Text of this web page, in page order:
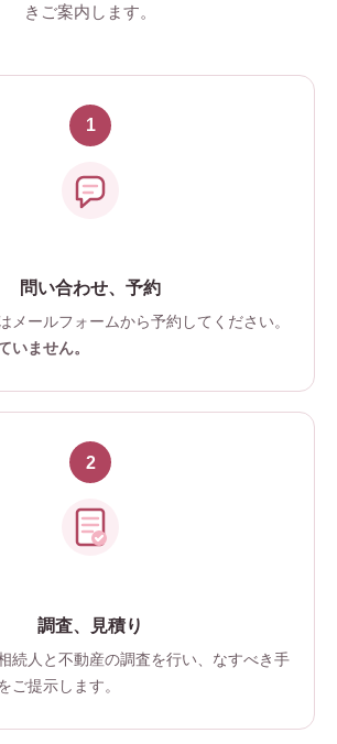
きご案内します。
問い合わせ、予約
メールフォームから予約してください。
いません。
調査、見積り
続人と不動産の調査を行い、なすべき手
ご提示します。